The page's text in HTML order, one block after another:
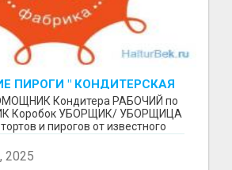
ПИРОГИ " КОНДИТЕРСКАЯ
"
Кондитера РАБОЧИЙ по
Коробок УБОРЩИК/ УБОРЩИЦА
и пирогов от известного
2025